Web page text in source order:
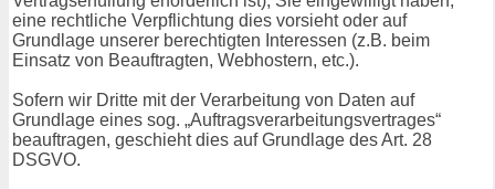
eine rechtliche Verpflichtung dies vorsieht oder auf
Grundlage unserer berechtigten Interessen (z.B. beim
Einsatz von Beauftragten, Webhostern, etc.).
Sofern wir Dritte mit der Verarbeitung von Daten auf
Grundlage eines sog. „Auftragsverarbeitungsvertrages“
beauftragen, geschieht dies auf Grundlage des Art. 28
DSGVO.